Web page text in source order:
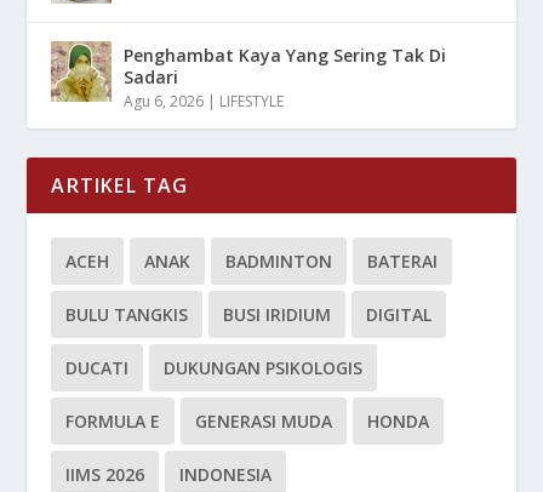
Penghambat Kaya Yang Sering Tak Di
Sadari
Agu 6, 2026 | LIFESTYLE
ARTIKEL TAG
ACEH ANAK BADMINTON BATERAI
BULU TANGKIS BUSI IRIDIUM DIGITAL
DUCATI DUKUNGAN PSIKOLOGIS
FORMULA E GENERASI MUDA HONDA
IIMS 2026 INDONESIA